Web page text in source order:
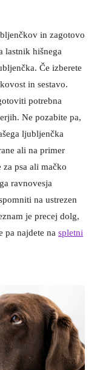
in zagotovo
lastnik hišnega
Če izberete
in sestavo.
potrebna
Ne pozabite pa,
ljubljenčka
ali na primer
za psa ali mačko
ravnovesja
na ustrezen
je precej dolg,
pa najdete na spletni